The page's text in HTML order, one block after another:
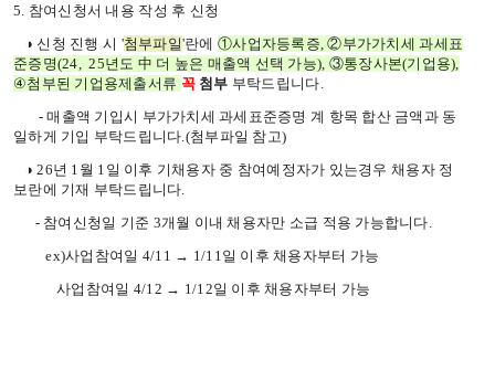
5. 참여신청서 내용 작성 후 신청
◑ 신청 진행 시 '첨부파일'란에 ①사업자등록증, ②부가가치세 과세표
준증명(24, 25년도 中 더 높은 매출액 선택 가능), ③통장사본(기업용),
④첨부된 기업용제출서류 꼭 첨부 부탁드립니다.
-매출액 기입시 부가가치세 과세표준증명 계 항목 합산 금액과 동
일하게 기입 부탁드립니다.(첨부파일 참고)
◑ 26년 1 월 1 일 이후 기채용자 중 참여예정자가 있는경우 채용자 정
보란에 기재 부탁드립니다.
- 참여신청일 기준 3개월 이내 채용자만 소급 적용 가능합니다.
ex)사업참여일 4/11 → 1/11일 이후 채용자부터 가능
사업참여일 4/12 → 1/12일 이후 채용자부터 가능